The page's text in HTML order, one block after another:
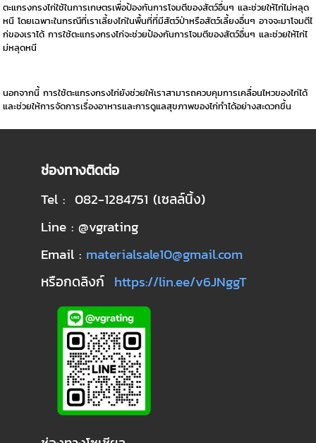
ตะแกรงกรงไก่ใช้ในการเกษตรเพื่อป้องกันการโจมตีของสัตว์อื่นๆ และช่วยให้ไก่ไม่หลุด
หนี โดยเฉพาะในกรณีที่เราเลี้ยงไก่ในพื้นที่ที่มีสัตว์ป่าหรือสัตว์เลี้ยงอื่นๆ อาจจะมาโจมตีไ
ก่ของเราได้ การใช้ตะแกรงกรงไก่จะช่วยป้องกันการโจมตีของสัตว์อื่นๆ และช่วยให้ไก่ไ
ม่หลุดหนี
นอกจากนี้ การใช้ตะแกรงกรงไก่ยังช่วยให้เราสามารถควบคุมการเคลื่อนไหวของไก่ได้
และช่วยให้การจัดการเรื่องอาหารและการดูแลสุขภาพของไก่ทำได้อย่างสะดวกขึ้น
ช่องทางติดต่อ
Tel : 082-1284751 (เซลล์นิ้ง)
Line : @vgrating
Email : materialsale10@gmail.com
หรือกดลิงก์ https://lin.ee/v6JNggT